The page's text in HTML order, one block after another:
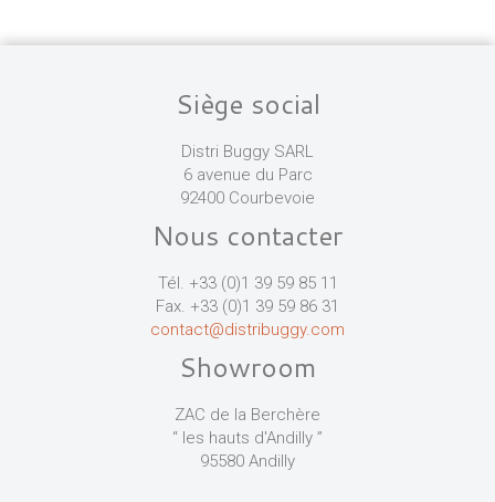
Siège social
Distri Buggy SARL
6 avenue du Parc
92400 Courbevoie
Nous contacter
Tél. +33 (0)1 39 59 85 11
Fax. +33 (0)1 39 59 86 31
contact@distribuggy.com
Showroom
ZAC de la Berchère
“ les hauts d'Andilly ”
95580 Andilly